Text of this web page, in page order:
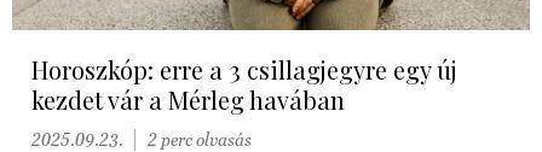
Horoszkóp: erre a 3 csillagjegyre egy új
kezdet vár a Mérleg havában
2025.09.23. 2 perc olvasás